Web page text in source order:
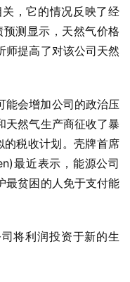
，它的情况反映了经
测显示，天然气价格
师提高了对该公司天然
能会增加公司的政治压
天然气生产商征收了暴
税收计划。壳牌首席
最近表示，能源公司
最贫困的人免于支付能
将利润投资于新的生